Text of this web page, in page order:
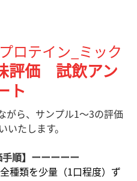
ロテイン_ミック
評価 試飲アン
ト
がら、サンプル1～3の評価
いたします。
順】ーーーーー
全種類を少量（1口程度）ず